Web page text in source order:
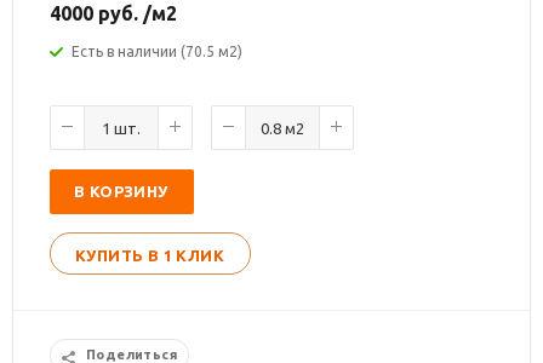
4000 руб. /м2
Есть в наличии (70.5 м2)
В КОРЗИНУ
КУПИТЬ В 1 КЛИК
Поделиться